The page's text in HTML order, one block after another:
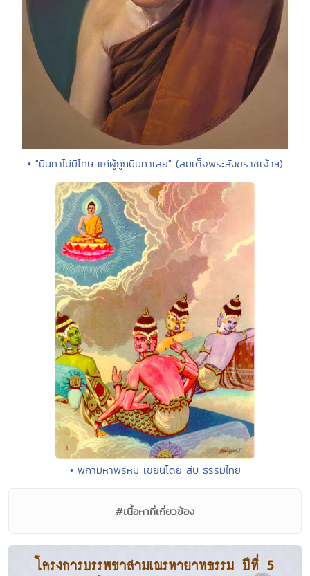
• "นินทาไม่มีโทษ แก่ผู้ถูกนินทาเลย" (สมเด็จพระสังฆราชเจ้าฯ)
• พกามหาพรหม เขียนโดย สืบ ธรรมไทย
#เนื้อหาที่เกี่ยวข้อง